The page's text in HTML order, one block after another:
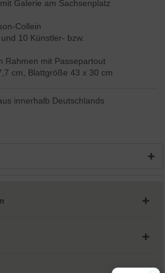
Galerie am Sachsenplatz
Collein
10 Künstler- bzw.
Rahmen mit Passepartout
cm, Blattgröße 43 x 30 cm
innerhalb Deutschlands